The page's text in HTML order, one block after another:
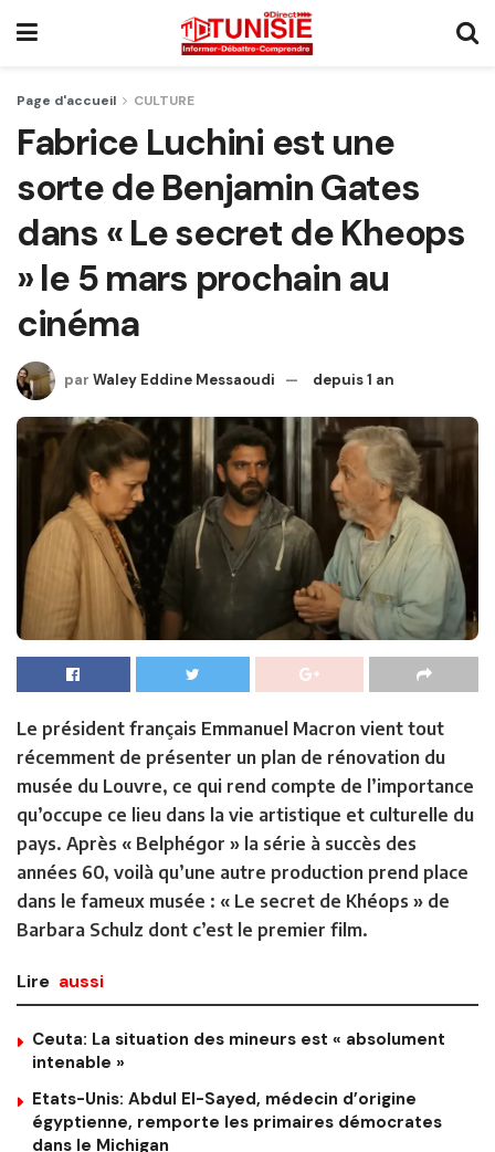
Page d'accueil CULTURE
Fabrice Luchini est une
sorte de Benjamin Gates
dans « Le secret de Kheops
» le 5 mars prochain au
cinéma
par Waley Eddine Messaoudi depuis 1 an
Le président français Emmanuel Macron vient tout
récemment de présenter un plan de rénovation du
musée du Louvre, ce qui rend compte de l’importance
qu’occupe ce lieu dans la vie artistique et culturelle du
pays. Après « Belphégor » la série à succès des
années 60, voilà qu’une autre production prend place
dans le fameux musée : « Le secret de Khéops » de
Barbara Schulz dont c’est le premier film.
Lire aussi
Ceuta: La situation des mineurs est « absolument
intenable »
Etats-Unis: Abdul El-Sayed, médecin d’origine
égyptienne, remporte les primaires démocrates
dans le Michigan